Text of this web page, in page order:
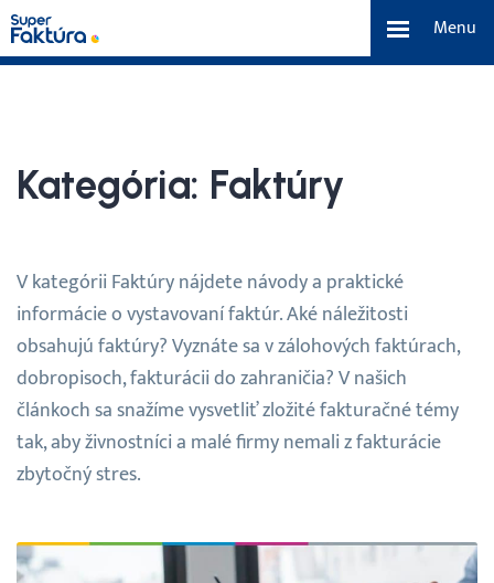
Menu
Cenník
O nás
Tím a náš príbeh
Kontakt a média
Webináre
Kategória: Faktúry
V kategórii Faktúry nájdete návody a praktické
informácie o vystavovaní faktúr. Aké náležitosti
obsahujú faktúry? Vyznáte sa v zálohových faktúrach,
dobropisoch, fakturácii do zahraničia? V našich
článkoch sa snažíme vysvetliť zložité fakturačné témy
tak, aby živnostníci a malé firmy nemali z fakturácie
zbytočný stres.